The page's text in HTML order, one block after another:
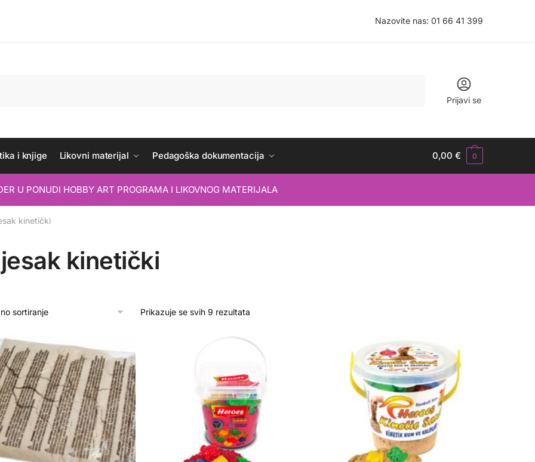
Nazovite nas: 01 66 41 399
Prijavi se
i knjige Likovni materijal Pedagoška dokumentacija 0,00€ 0
U PONUDI HOBBY ART PROGRAMA I LIKOVNOG MATERIJALA
kinetički
kinetički
Prikazuje se svih 9 rezultata